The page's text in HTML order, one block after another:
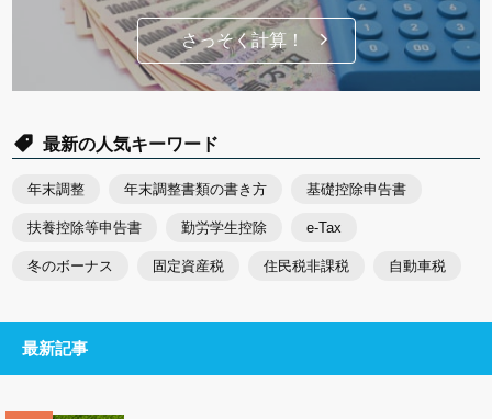
さっそく計算！
最新の人気キーワード
年末調整 年末調整書類の書き方 基礎控除申告書
扶養控除等申告書 勤労学生控除 e-Tax
冬のボーナス 固定資産税 住民税非課税 自動車税
最新記事